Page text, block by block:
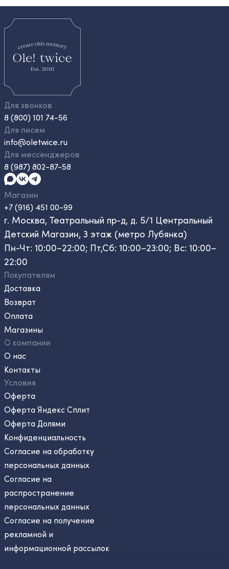
Для звонков
8 (800) 101 74-56
Для писем
info@oletwice.ru
Для мессенджеров
8 (987) 802-87-58
Магазин
+7 (916) 451 00-99
г. Москва, Театральный пр-д, д. 5/1 Центральный
Детский Магазин, 3 этаж (метро Лубянка)
Пн-Чт: 10:00–22:00; Пт,Сб: 10:00–23:00; Вс: 10:00–
22:00
Покупателям
Доставка
Возврат
Оплата
Магазины
О компании
О нас
Контакты
Условия
Оферта
Оферта Яндекс Сплит
Оферта Долями
Конфиденциальность
Согласие на обработку
персональных данных
Согласие на
распространение
персональных данных
Согласие на получение
рекламной и
информационной рассылок